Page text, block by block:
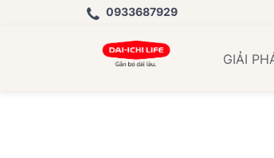
0933687929
GIẢI